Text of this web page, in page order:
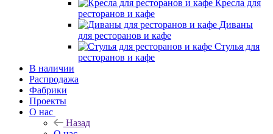
Кресла для
ресторанов и кафе
Диваны
для ресторанов и кафе
Стулья для
ресторанов и кафе
В наличии
Распродажа
Фабрики
Проекты
О нас
Назад